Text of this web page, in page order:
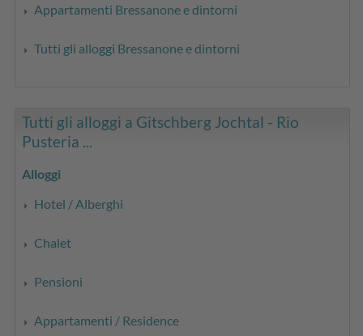
Appartamenti Bressanone e dintorni
Tutti gli alloggi Bressanone e dintorni
Tutti gli alloggi a Gitschberg Jochtal - Rio
Pusteria ...
Alloggi
Hotel / Alberghi
Chalet
Pensioni
Appartamenti / Residence